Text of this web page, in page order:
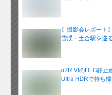
〖撮影会レポート
雪渓・土合駅を巡
α7R VIのHLG静止
Ultra HDRで持ち